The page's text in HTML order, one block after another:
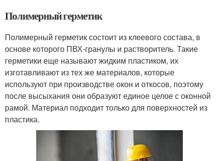
Полимерный герметик
Полимерный герметик состоит из клеевого состава, в
основе которого ПВХ-гранулы и растворитель. Такие
герметики еще называют жидким пластиком, их
изготавливают из тех же материалов, которые
используют при производстве окон и откосов, поэтому
после высыхания они образуют единое целое с оконной
рамой. Материал подходит только для поверхностей из
пластика.